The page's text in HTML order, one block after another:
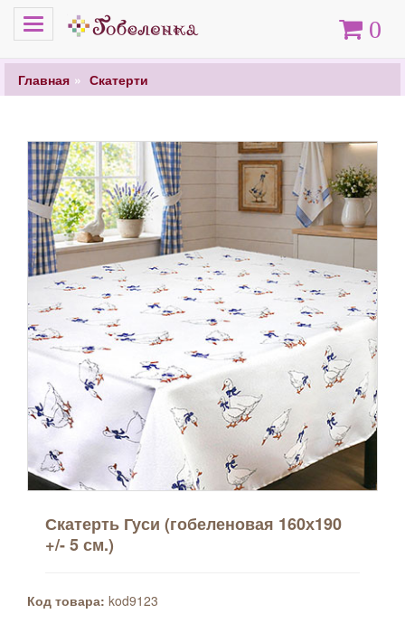
Меню Корзина
0
Главная Скатерти
Скатерть Гуси (гобеленовая 160х190
+/- 5 см.)
Код товара: kod9123